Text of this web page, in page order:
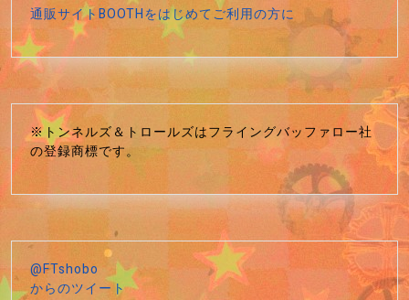
通販サイトBOOTHをはじめてご利用の方に
※トンネルズ＆トロールズはフライングバッファロー社
の登録商標です。
@FTshobo
からのツイート